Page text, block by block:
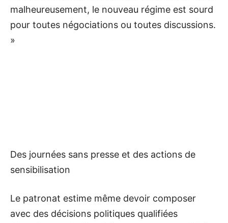
malheureusement, le nouveau régime est sourd
pour toutes négociations ou toutes discussions.
»
Des journées sans presse et des actions de
sensibilisation
Le patronat estime même devoir composer
avec des décisions politiques qualifiées